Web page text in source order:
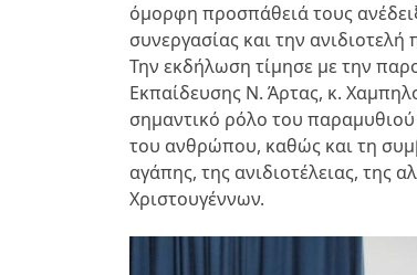
όμορφη προσπάθειά τους
συνεργασίας και την
Την εκδήλωση τίμησε με την
Εκπαίδευσης Ν. Άρτας, κ.
σημαντικό ρόλο του
του ανθρώπου, καθώς και τη
αγάπης, της ανιδιοτέλειας, της
Χριστουγέννων.